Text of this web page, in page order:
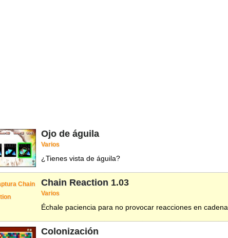
Ojo de águila
Varios
¿Tienes vista de águila?
Chain Reaction 1.03
Varios
Échale paciencia para no provocar reacciones en cadena.
Colonización